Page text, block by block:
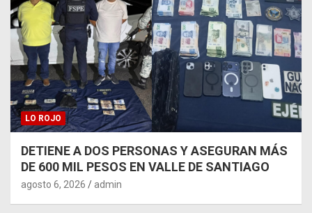
LO ROJO
DETIENE A DOS PERSONAS Y ASEGURAN MÁS
DE 600 MIL PESOS EN VALLE DE SANTIAGO
agosto 6, 2026 admin